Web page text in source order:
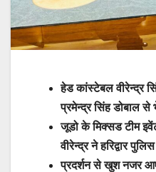
हेड कांस्टेबल वीरेन्द्र
प्रमेन्द्र सिंह डोबाल से
जूडो के मिक्सड टीम
वीरेन्द्र ने हरिद्वार
प्रदर्शन से खुश नजर